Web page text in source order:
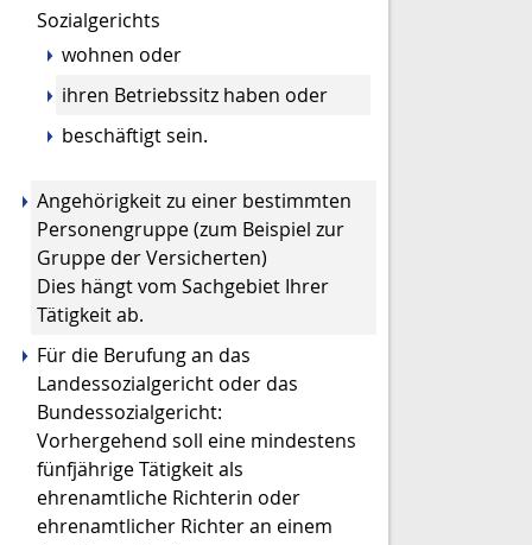
Sozialgerichts
wohnen oder
ihren Betriebssitz haben oder
beschäftigt sein.
Angehörigkeit zu einer bestimmten
Personengruppe(zum Beispiel zur
Gruppe der Versicherten)
Dies hängt vom Sachgebiet Ihrer
Tätigkeit ab.
Für die Berufung an das
Landessozialgericht oder das
Bundessozialgericht:
Vorhergehend soll eine mindestens
fünfjährige Tätigkeit als
ehrenamtliche Richterin oder
ehrenamtlicher Richter an einem